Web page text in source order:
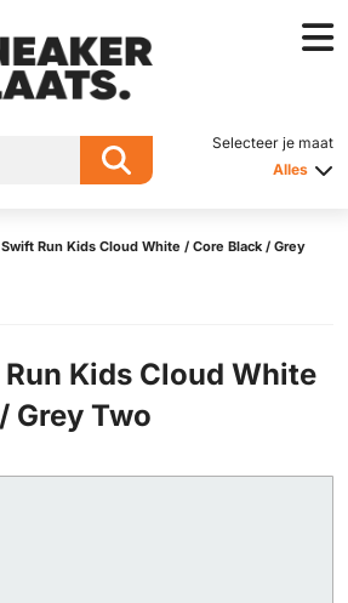
Selecteer je maat
Alles
Run Kids Cloud White / Core Black / Grey
Kids Cloud White
Grey Two